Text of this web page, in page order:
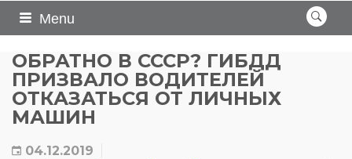
Menu
ОБРАТНО В СССР? ГИБДД
ПРИЗВАЛО ВОДИТЕЛЕЙ
ОТКАЗАТЬСЯ ОТ ЛИЧНЫХ
МАШИН
04.12.2019